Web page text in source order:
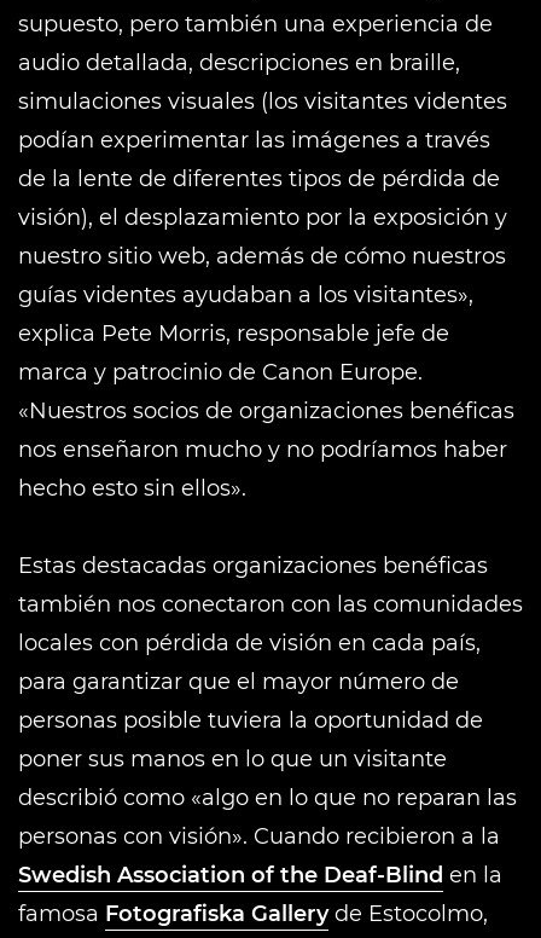
supuesto, pero también una experiencia de
audio detallada, descripciones en braille,
simulaciones visuales (los visitantes videntes
podían experimentar las imágenes a través
de la lente de diferentes tipos de pérdida de
visión), el desplazamiento por la exposición y
nuestro sitio web, además de cómo nuestros
guías videntes ayudaban a los visitantes»,
explica Pete Morris, responsable jefe de
marca y patrocinio de Canon Europe.
«Nuestros socios de organizaciones benéficas
nos enseñaron mucho y no podríamos haber
hecho esto sin ellos».
Estas destacadas organizaciones benéficas
también nos conectaron con las comunidades
locales con pérdida de visión en cada país,
para garantizar que el mayor número de
personas posible tuviera la oportunidad de
poner sus manos en lo que un visitante
describió como «algo en lo que no reparan las
personas con visión». Cuando recibieron a la
Swedish Association of the Deaf-Blind en la
famosa Fotografiska Galleryde Estocolmo,